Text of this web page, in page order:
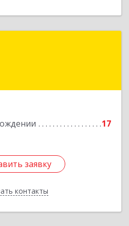
17
заявку
контакты
область, г.Кольчугино,
заявку
Назад